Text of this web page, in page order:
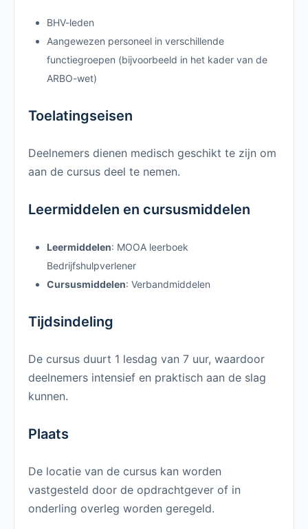
BHV-leden
Aangewezen personeel in verschillende
functiegroepen (bijvoorbeeld in het kader van de
ARBO-wet)
Toelatingseisen
Deelnemers dienen medisch geschikt te zijn om
aan de cursus deel te nemen.
Leermiddelen en cursusmiddelen
Leermiddelen: MOOA leerboek
Bedrijfshulpverlener
Cursusmiddelen: Verbandmiddelen
Tijdsindeling
De cursus duurt 1 lesdag van 7 uur, waardoor
deelnemers intensief en praktisch aan de slag
kunnen.
Plaats
De locatie van de cursus kan worden
vastgesteld door de opdrachtgever of in
onderling overleg worden geregeld.